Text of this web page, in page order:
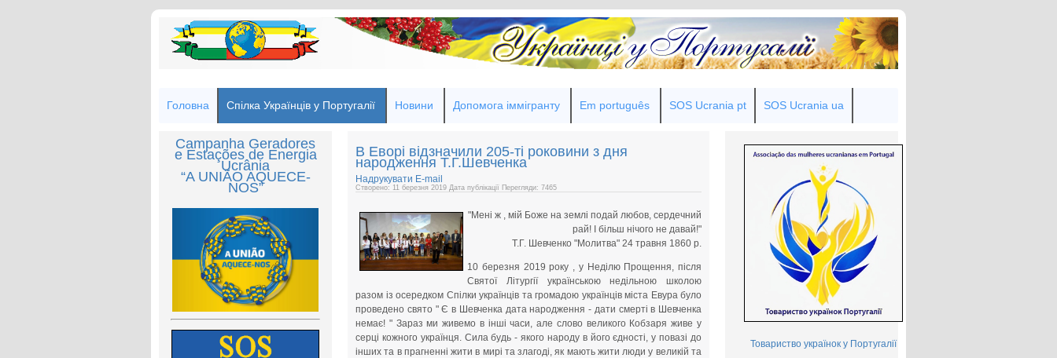
Головна Спілка Українців у Португалії Новини Допомога іммігранту Em português SOS Ucrania pt SOS Ucrania ua
Campanha Geradores
e Estações de Energia
Ucrânia
“A UNIÃO AQUECE-
NOS”
В Еворі відзначили 205-ті роковини з дня
народження Т.Г.Шевченка
Надрукувати E-mail
Створено: 11 березня 2019 Дата публікації Перегляди: 7465
"Мені ж , мій Боже на землі подай любов, сердечний
рай! І більш нічого не давай!"
Т.Г. Шевченко "Молитва" 24 травня 1860 р.
10 березня 2019 року , у Неділю Прощення, після
Святої Літургії українською недільною школою
разом із осередком Спілки українців та громадою українців міста Евура було
проведено свято " Є в Шевченка дата народження - дати смерті в Шевченка
немає! " Зараз ми живемо в інші часи, але слово великого Кобзаря живе у
серці кожного українця. Сила будь - якого народу в його єдності, у повазі до
інших та в прагненні жити в мирі та злагоді, як мають жити люди у великій та
Товариство українок у Португалії